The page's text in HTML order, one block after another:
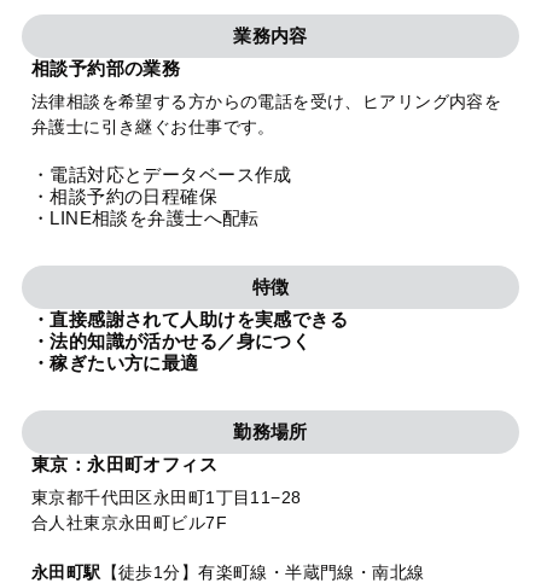
業務内容
相談予約部の業務
法律相談を希望する方からの電話を受け、ヒアリング内容を
弁護士に引き継ぐお仕事です。
・電話対応とデータベース作成
・相談予約の日程確保
・LINE相談を弁護士へ配転
特徴
・直接感謝されて人助けを実感できる
・法的知識が活かせる／身につく
・稼ぎたい方に最適
勤務場所
東京：永田町オフィス
東京都千代田区永田町1丁目11−28
合人社東京永田町ビル7F
永田町駅 【徒歩1分】有楽町線・半蔵門線・南北線
特設サイト
相談先情報サイト
プライバシーポリシー 利用規約 内部通報
TikTok受賞